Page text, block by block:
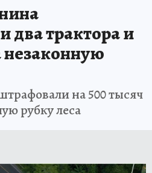
два трактора и
незаконную
на 500 тысяч
рубку леса